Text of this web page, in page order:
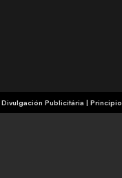
Divulgación Publicitária |